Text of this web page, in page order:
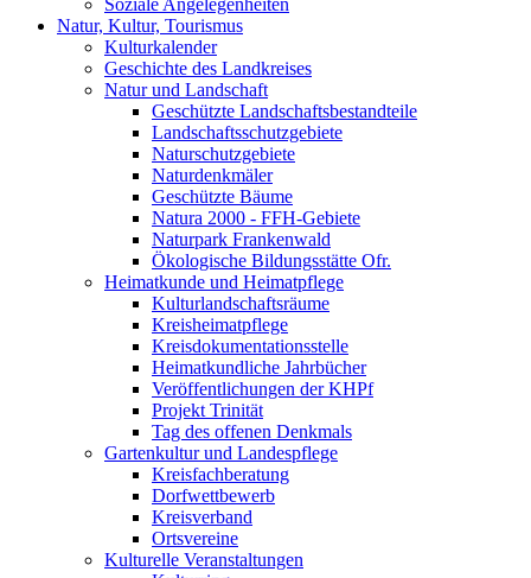
Soziale Angelegenheiten
Natur, Kultur, Tourismus
Kulturkalender
Geschichte des Landkreises
Natur und Landschaft
Geschützte Landschaftsbestandteile
Landschaftsschutzgebiete
Naturschutzgebiete
Naturdenkmäler
Geschützte Bäume
Natura 2000 - FFH-Gebiete
Naturpark Frankenwald
Ökologische Bildungsstätte Ofr.
Heimatkunde und Heimatpflege
Kulturlandschaftsräume
Kreisheimatpflege
Kreisdokumentationsstelle
Heimatkundliche Jahrbücher
Veröffentlichungen der KHPf
Projekt Trinität
Tag des offenen Denkmals
Gartenkultur und Landespflege
Kreisfachberatung
Dorfwettbewerb
Kreisverband
Ortsvereine
Kulturelle Veranstaltungen